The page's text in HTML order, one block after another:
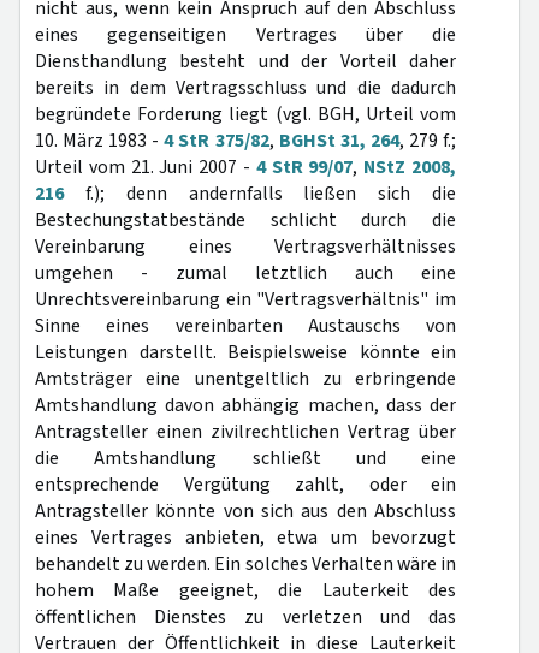
nicht aus, wenn kein Anspruch auf den Abschluss
eines gegenseitigen Vertrages über die
Diensthandlung besteht und der Vorteil daher
bereits in dem Vertragsschluss und die dadurch
begründete Forderung liegt (vgl. BGH, Urteil vom
10. März 1983 -4 StR 375/82, BGHSt 31, 264, 279 f.;
Urteil vom 21. Juni 2007 - 4 StR 99/07, NStZ 2008,
216f.); denn andernfalls ließen sich die
Bestechungstatbestände schlicht durch die
Vereinbarung eines Vertragsverhältnisses
umgehen - zumal letztlich auch eine
Unrechtsvereinbarung ein "Vertragsverhältnis" im
Sinne eines vereinbarten Austauschs von
Leistungen darstellt. Beispielsweise könnte ein
Amtsträger eine unentgeltlich zu erbringende
Amtshandlung davon abhängig machen, dass der
Antragsteller einen zivilrechtlichen Vertrag über
die Amtshandlung schließt und eine
entsprechende Vergütung zahlt, oder ein
Antragsteller könnte von sich aus den Abschluss
eines Vertrages anbieten, etwa um bevorzugt
behandelt zu werden. Ein solches Verhalten wäre in
hohem Maße geeignet, die Lauterkeit des
öffentlichen Dienstes zu verletzen und das
Vertrauen der Öffentlichkeit in diese Lauterkeit